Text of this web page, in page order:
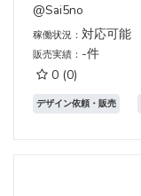
@Sai5no
稼働状況： 対応可能
販売実績： -件
0 (0)
デザイン依頼・販売